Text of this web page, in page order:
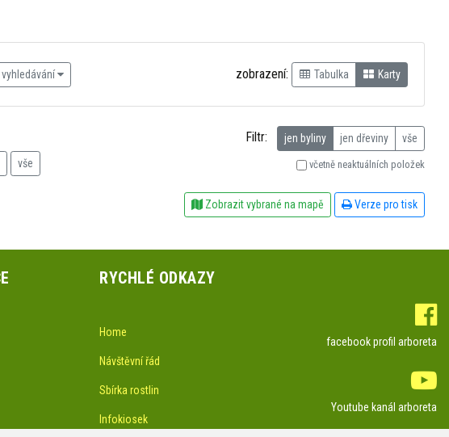
zobrazení: Tabulka Karty
vše
Filtr: jen byliny jen dřeviny vše
včetně neaktuálních položek
Zobrazit vybrané na mapě Verze pro tisk
RYCHLÉ ODKAZY
Home
Návštěvní řád
Sbírka rostlin
Infokiosek
facebook profil arboreta
Youtube kanál arboreta